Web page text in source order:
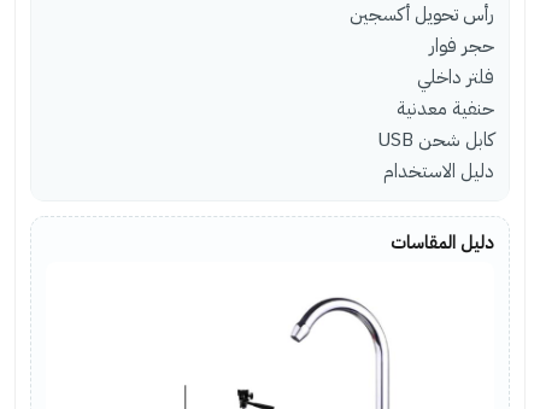
رأس تحويل أكسجين
حجر فوار
فلتر داخلي
حنفية معدنية
كابل شحن USB
دليل الاستخدام
دليل المقاسات